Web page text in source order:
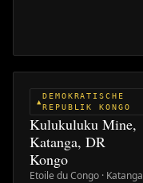
▲
DEMOKRATISCHE
REPUBLIK KONGO
Kulukuluku Mine,
Katanga, DR
Kongo
Etoile du Congo · Katanga